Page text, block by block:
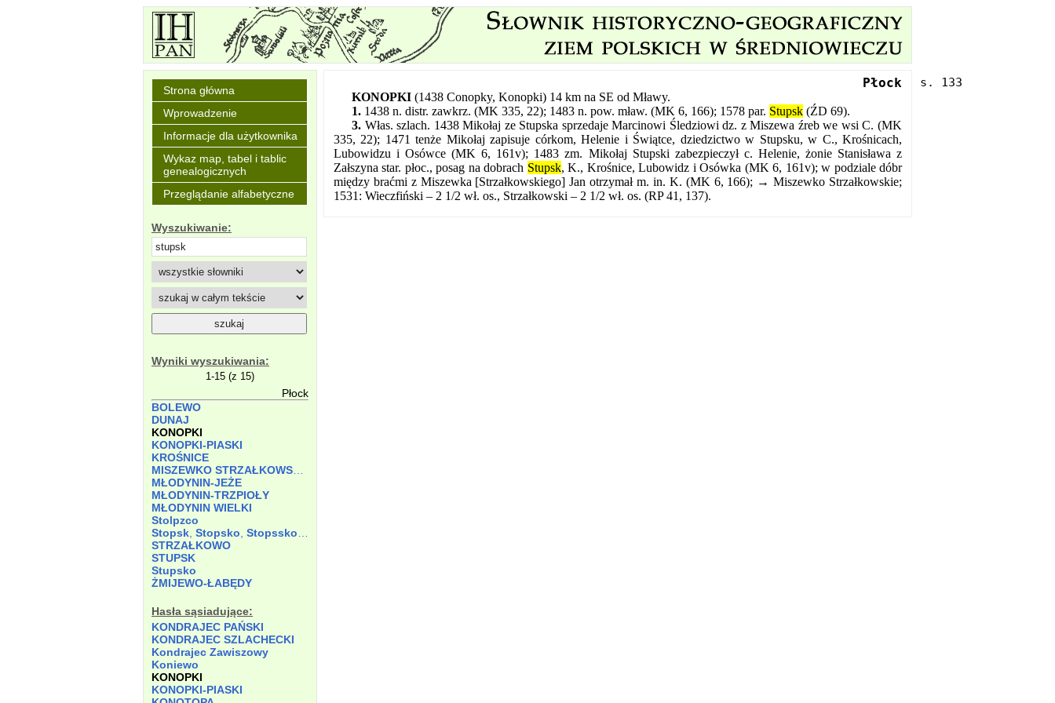
Strona główna
Wprowadzenie
Informacje dla użytkownika
Wykaz map, tabel i tablic
genealogicznych
Przeglądanie alfabetyczne
Wyszukiwanie:
Wyniki wyszukiwania:
1-15 (z 15)
Płock
BOLEWO
DUNAJ
KONOPKI
KONOPKI-PIASKI
KROŚNICE
MŁODYNIN-JEŻE
MŁODYNIN-TRZPIOŁY
MŁODYNIN WIELKI
Stolpzco
Stopsk Stopsko Stopssko
STRZAŁKOWO
STUPSK
Stupsko
ŻMIJEWO-ŁABĘDY
Hasła sąsiadujące:
KONDRAJEC PAŃSKI
KONDRAJEC SZLACHECKI
Kondrajec Zawiszowy
Koniewo
KONOPKI
KONOPKI-PIASKI
Płock
KONOPKI (1438 Conopky, Konopki) 14 km na SE od Mławy.
1. 1438 n. distr. zawkrz. (MK 335, 22); 1483 n. pow. mław. (MK 6, 166); 1578 par. Stupsk (ŹD 69).
3. Włas. szlach. 1438 Mikołaj ze Stupska sprzedaje Marcinowi Śledziowi dz. z Miszewa źreb we wsi C. (MK
335, 22); 1471 tenże Mikołaj zapisuje córkom, Helenie i Świątce, dziedzictwo w Stupsku, w C., Krośnicach,
Lubowidzu i Osówce (MK 6, 161v); 1483 zm. Mikołaj Stupski zabezpieczył c. Helenie, żonie Stanisława z
Załszyna star. płoc., posag na dobrach Stupsk, K., Krośnice, Lubowidz i Osówka (MK 6, 161v); w podziale dóbr
między braćmi z Miszewka [Strzałkowskiego] Jan otrzymał m. in. K. (MK 6, 166); → Miszewko Strzałkowskie;
1531: Wieczfiński – 2 1/2 wł. os., Strzałkowski – 2 1/2 wł. os. (RP 41, 137).